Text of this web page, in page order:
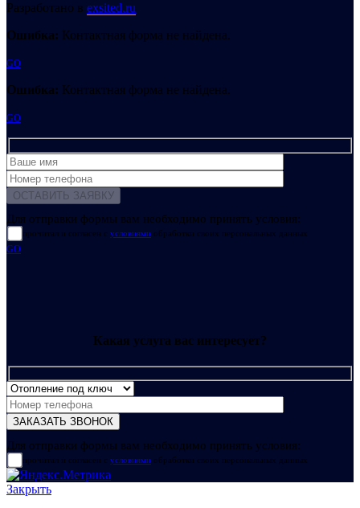
Разработано в exsited.ru
Ошибка: Контактная форма не найдена.
GO
Ошибка: Контактная форма не найдена.
GO
Для отправки формы вам необходимо принять условия:
прочитал и согласен с условиями обработки своих персональных данных
GO
Какая услуга вас интересует?
Для отправки формы вам необходимо принять условия:
прочитал и согласен с условиями обработки своих персональных данных
Закрыть